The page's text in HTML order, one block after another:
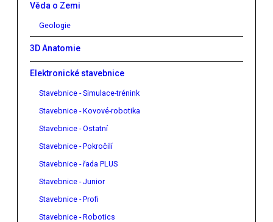
Věda o Zemi
Geologie
3D Anatomie
Elektronické stavebnice
Stavebnice - Simulace-trénink
Stavebnice - Kovové-robotika
Stavebnice - Ostatní
Stavebnice - Pokročilí
Stavebnice - řada PLUS
Stavebnice - Junior
Stavebnice - Profi
Stavebnice - Robotics